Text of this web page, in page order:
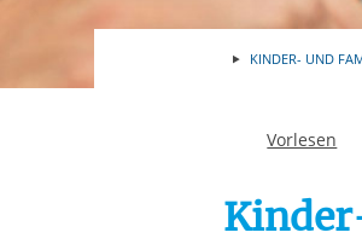
Ihre
KINDER- UND
Vorlesen